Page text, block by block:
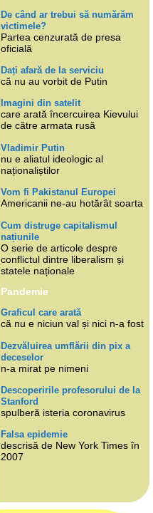
De când ar trebui să numărăm
victimele?
Partea cenzurată de presa
oficială
Dați afară de la serviciu
că nu au vorbit de Putin
Imagini din satelit
care arată încercuirea Kievului
de către armata rusă
Vladimir Putin
nu e aliatul ideologic al
naționaliștilor
Vom fi Pakistanul Europei
Americanii ne-au hotărât soarta
Cum distruge capitalismul
națiunile
O serie de articole despre
conflictul dintre liberalism și
statele naționale
Pandemie
Graficul care arată
că nu e niciun val și nici n-a fost
Dezvăluirea umflării din pix a
deceselor
n-a mirat pe nimeni
Descoperirile profesorului de la
Stanford
spulberă isteria coronavirus
Falsa epidemie
descrisă de New York Times în
2007